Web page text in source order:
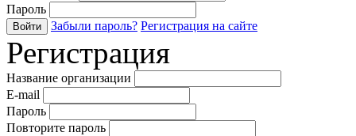
Пароль
Войти Забыли пароль? Регистрация на сайте
Регистрация
Название организации
E-mail
Пароль
Повторите пароль